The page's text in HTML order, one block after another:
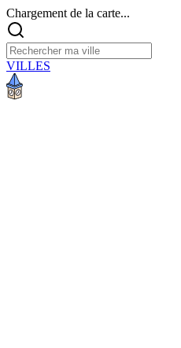
Chargement de la carte...
VILLES